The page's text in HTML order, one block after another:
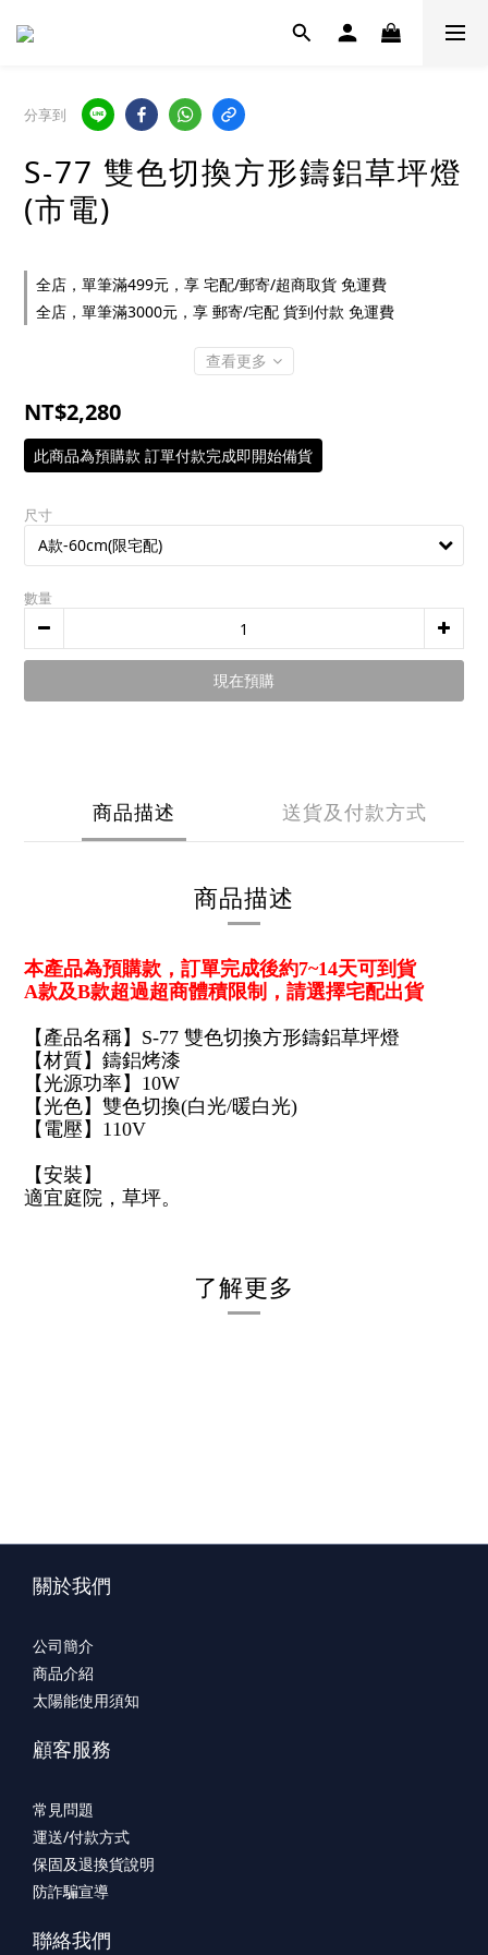
分享到
S-77 雙色切換方形鑄鋁草坪燈
(市電)
全店，單筆滿499元，享 宅配/郵寄/超商取貨 免運費
全店，單筆滿3000元，享 郵寄/宅配 貨到付款 免運費
查看更多
NT$2,280
此商品為預購款 訂單付款完成即開始備貨
尺寸
數量
現在預購
商品描述 送貨及付款方式
商品描述
本產品為預購款，訂單完成後約7~14天可到貨
A款及B款超過超商體積限制，請選擇宅配出貨
【產品名稱】S-77 雙色切換方形鑄鋁草坪燈
【材質】鑄鋁烤漆
【光源功率】10W
【光色】雙色切換(白光/暖白光)
【電壓】110V
【安裝】
適宜庭院，草坪。
了解更多
關於我們
公司簡介
商品介紹
太陽能使用須知
顧客服務
常見問題
運送/付款方式
保固及退換貨說明
防詐騙宣導
聯絡我們